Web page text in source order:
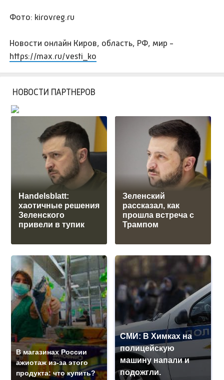
Фото: kirovreg.ru
Новости онлайн Киров, область, РФ, мир -
https://max.ru/vesti_ko
НОВОСТИ ПАРТНЕРОВ
Handelsblatt:
хаотичные решения
Зеленского
привели в тупик
Зеленский
рассказал, как
прошла встреча с
Трампом
В магазинах России
ажиотаж из-за этого
продукта: что купить?
СМИ: В Химках на
полицейскую
машину напали и
подожгли.